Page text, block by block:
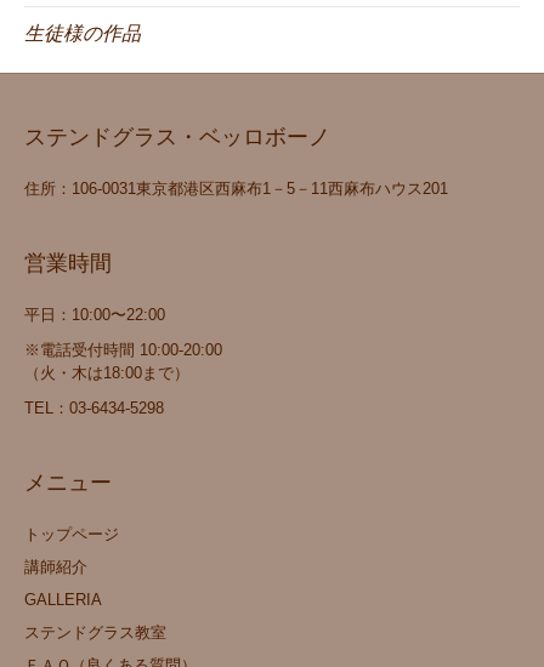
生徒様の作品
ステンドグラス・ベッロボーノ
住所：106‐0031東京都港区西麻布1－5－11西麻布ハウス201
営業時間
平日：10:00〜22:00
※電話受付時間 10:00-20:00
（火・木は18:00まで）
TEL： 03-6434-5298
メニュー
トップページ
講師紹介
GALLERIA
ステンドグラス教室